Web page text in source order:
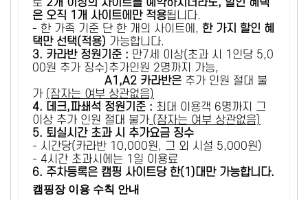
로 2개 이상의 사이트를 예약하시더라도, 할인 혜택
은 오직 1개 사이트에만 적용됩니다.
- 한 가족 기준 단 한 개의 사이트에, 한 가지 할인 혜
택만 선택(적용) 가능합니다.
3. 카라반 정원기준 : 만7세 이상(초과 시 1인당 5,0
00원 추가 징수)추가인원 2명까지 가능,
A1,A2 카라반은 추가 인원 절대 불
가 (잠자는 여부 상관없음)
4. 데크,파쇄석 정원기준 : ​최대 이용객 6명까지 그
이상 추가 인원 절대 불가 (잠자는 여부 상관없음)
5. 퇴실시간 초과 시 추가요금 징수
- 시간당(카라반 10,000원, 그 외 시설 5,000원)
- 4시간 초과시에는 1일 이용료
6. 주차등록은 캠핑 사이트당 한(1)대만 가능합니다.
캠핑장 이용 수칙 안내